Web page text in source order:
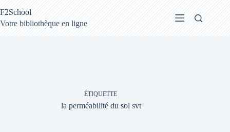
au
contenu
F2School
Votre bibliothèque en ligne
ÉTIQUETTE
la perméabilité du sol svt